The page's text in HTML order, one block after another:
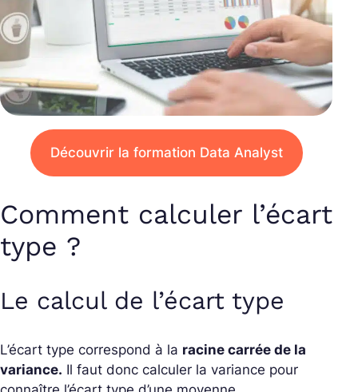
Découvrir la formation Data Analyst
Comment calculer l’écart
type ?
Le calcul de l’écart type
L’écart type correspond à la racine carrée de la
variance. Il faut donc calculer la variance pour